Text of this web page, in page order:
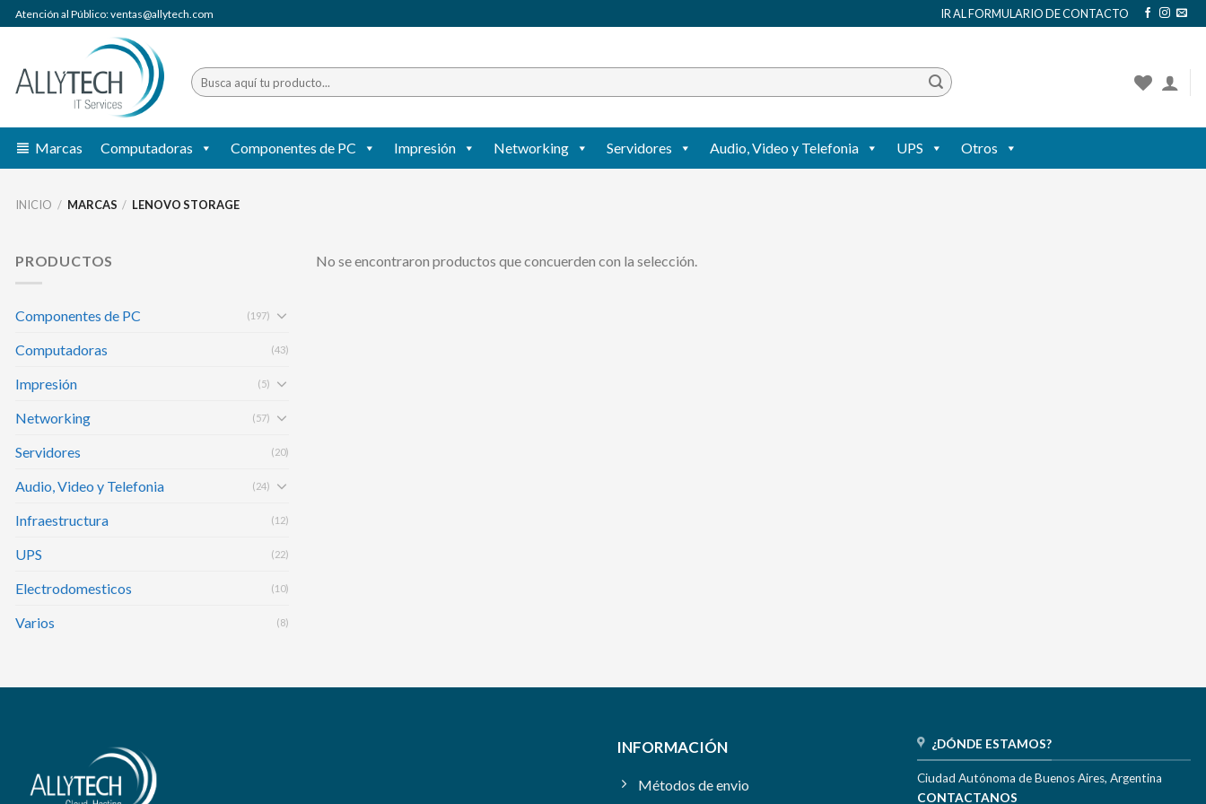
Saltar
Atención al Público: ventas@allytech.com IR AL FORMULARIO DE CONTACTO
Buscar
por:
Marcas Computadoras Componentes de PC Impresión Networking Servidores Audio, Video y Telefonia UPS Otros
INICIO / MARCAS / LENOVO STORAGE
PRODUCTOS
Componentes de PC (197)
Computadoras (43)
Impresión (5)
Networking (57)
Servidores (20)
Audio, Video y Telefonia (24)
Infraestructura (12)
UPS (22)
Electrodomesticos (10)
Varios (8)
No se encontraron productos que concuerden con la selección.
INFORMACIÓN
Métodos de envio
¿DÓNDE ESTAMOS?
Ciudad Autónoma de Buenos Aires, Argentina
CONTACTANOS